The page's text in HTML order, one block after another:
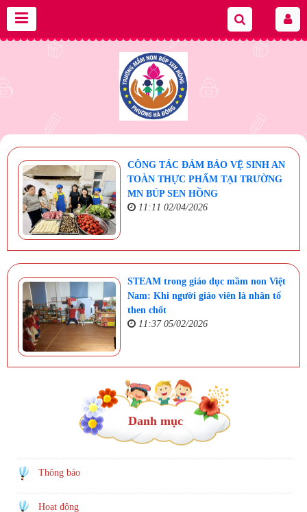
CÔNG TÁC ĐẢM BẢO VỆ SINH AN
TOÀN THỰC PHẨM TẠI TRƯỜNG
MN BÚP SEN HỒNG
11:11 02/04/2026
STEAM trong giáo dục mầm non Việt
Nam: Khi người giáo viên là nhân tố
then chốt
11:37 05/02/2026
Danh mục
Thông báo
Hoạt động